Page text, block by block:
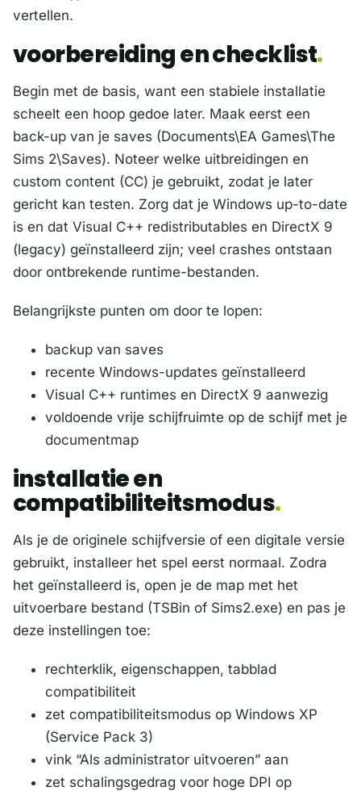
vertellen.
voorbereiding en checklist
Begin met de basis, want een stabiele installatie
scheelt een hoop gedoe later. Maak eerst een
back-up van je saves (Documents\EA Games\The
Sims 2\Saves). Noteer welke uitbreidingen en
custom content (CC) je gebruikt, zodat je later
gericht kan testen. Zorg dat je Windows up-to-date
is en dat Visual C++ redistributables en DirectX 9
(legacy) geïnstalleerd zijn; veel crashes ontstaan
door ontbrekende runtime-bestanden.
Belangrijkste punten om door te lopen:
backup van saves
recente Windows-updates geïnstalleerd
Visual C++ runtimes en DirectX 9 aanwezig
voldoende vrije schijfruimte op de schijf met je
documentmap
installatie en
compatibiliteitsmodus
Als je de originele schijfversie of een digitale versie
gebruikt, installeer het spel eerst normaal. Zodra
het geïnstalleerd is, open je de map met het
uitvoerbare bestand (TSBin of Sims2.exe) en pas je
deze instellingen toe:
rechterklik, eigenschappen, tabblad
compatibiliteit
zet compatibiliteitsmodus op Windows XP
(Service Pack 3)
vink “Als administrator uitvoeren” aan
zet schalingsgedrag voor hoge DPI op